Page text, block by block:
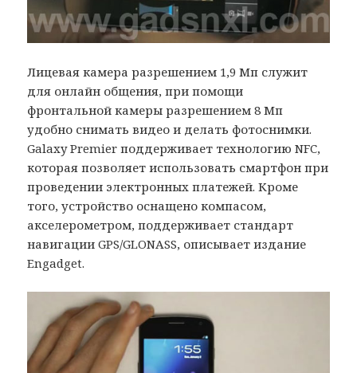
Лицевая камера разрешением 1,9 Мп служит
для онлайн общения, при помощи
фронтальной камеры разрешением 8 Мп
удобно снимать видео и делать фотоснимки.
Galaxy Premier поддерживает технологию NFC,
которая позволяет использовать смартфон при
проведении электронных платежей. Кроме
того, устройство оснащено компасом,
акселерометром, поддерживает стандарт
навигации GPS/GLONASS, описывает издание
Engadget.